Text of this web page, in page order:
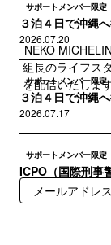
サポートメンバー限定
３泊４日で沖縄
2026.07.20
サポートメンバー限定
３泊４日で沖縄
2026.07.17
サポートメンバー限定
ICPO（国際刑事
2026.06.06
NEKO
組長のライフス
を配信いたしま